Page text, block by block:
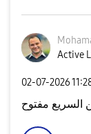
Active
‎02-07-2026
مفتوح